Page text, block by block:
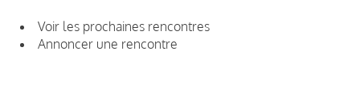
Voir les prochaines rencontres
Annoncer une rencontre